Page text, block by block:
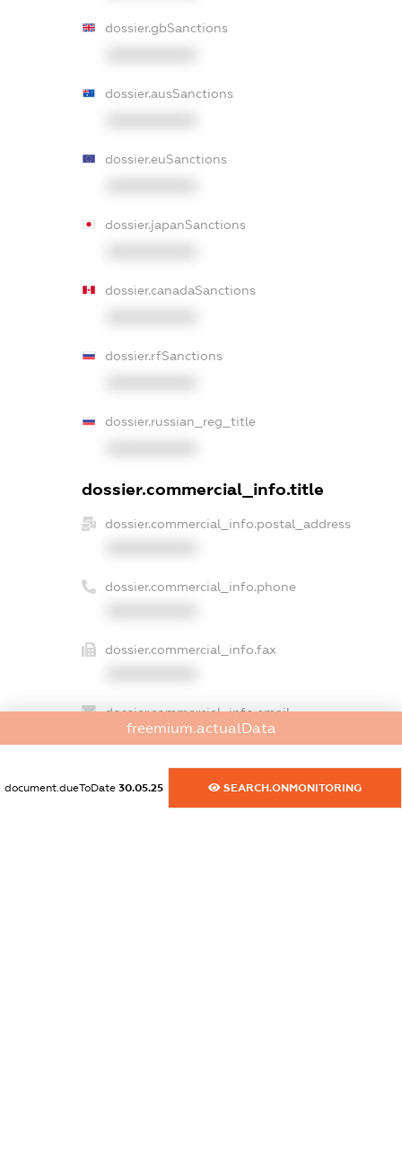
dossier.gbSanctions
dossier.ausSanctions
dossier.euSanctions
dossier.japanSanctions
dossier.canadaSanctions
dossier.rfSanctions
dossier.russian_reg_title
dossier.commercial_info.title
dossier.commercial_info.postal_address
dossier.commercial_info.phone
dossier.commercial_info.fax
dossier.commercial_info.email
XXXXXXXXXX
freemium.actualData
document.dueToDate 30.05.25 SEARCH.ONMONITORING